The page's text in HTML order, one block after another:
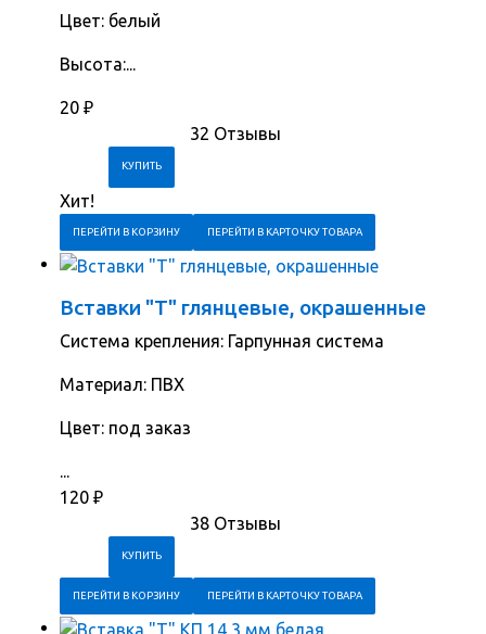
Цвет: белый
Высота:...
20 ₽
32 Отзывы
Хит!
ПЕРЕЙТИ В КОРЗИНУ ПЕРЕЙТИ В КАРТОЧКУ ТОВАРА
Вставки "Т" глянцевые, окрашенные
Система крепления: Гарпунная система
Материал: ПВХ
Цвет: под заказ
...
120 ₽
38 Отзывы
ПЕРЕЙТИ В КОРЗИНУ ПЕРЕЙТИ В КАРТОЧКУ ТОВАРА